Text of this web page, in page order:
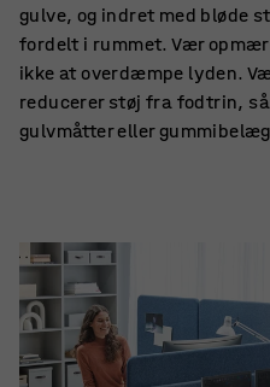
gulve, og indret med bløde
fordelt i rummet. Vær
ikke at overdæmpe lyden.
reducerer støj fra fodtrin,
gulvmåtter eller